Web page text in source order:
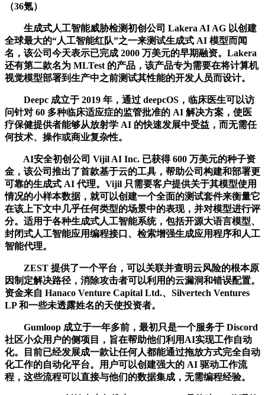
（36氪）
生成式人工智能威胁检测初创公司 Lakera AI AG 以创建
全球最大的“人工智能红队”之一来测试生成式 AI 模型而闻
名，该公司今天表示已完成 2000 万美元的早期融资。Lakera
还有第二款名为 MLTest 的产品，该产品专为需要在将计算机
视觉模型部署到生产中之前测试其性能的开发人员而设计。
Deepc 成立于 2019 年，通过 deepcOS，临床医生可以访
问针对 60 多种临床适应症的监管批准的 AI 解决方案，使医
疗保健提供者能够从放射学 AI 的快速发展中受益，而无需任
何技术、操作或商业复杂性。
AI安全初创公司 Vijil AI Inc. 已获得 600 万美元的种子资
金，该公司推出了首款基于云的工具，帮助公司构建和部署更
可靠的生成式 AI 代理。Vijil 只需要客户提供关于其模型使用
情况的小样本数据，就可以创建一个全面的测试套件来衡量它
在该上下文中几乎任何类型的场景中的表现，并对模型进行评
分。适用于各种生成式人工智能系统，包括开源大语言模型、
封闭式人工智能应用编程接口、检索增强生成应用程序和人工
智能代理。
ZEST 提供了一个平台，可以关联并查明云风险的根本原
因制定解决路径，消除攻击者可以利用的云漏洞和错误配置。
资金来自 Hanaco Venture Capital Ltd.、Silvertech Ventures
LP 和一些未透露姓名的天使投资者。
Gumloop 成立于一年多前，最初只是一个服务于 Discord
社区小众用户的侧项目，旨在帮助他们利用AI实现工作自动
化。目前已经发展成一款让任何人都能通过拖放方式完全自动
化工作的自动化平台。用户可以创建强大的 AI 驱动工作流
程，这些流程可以直接与他们的数据集成，无需编程经验。